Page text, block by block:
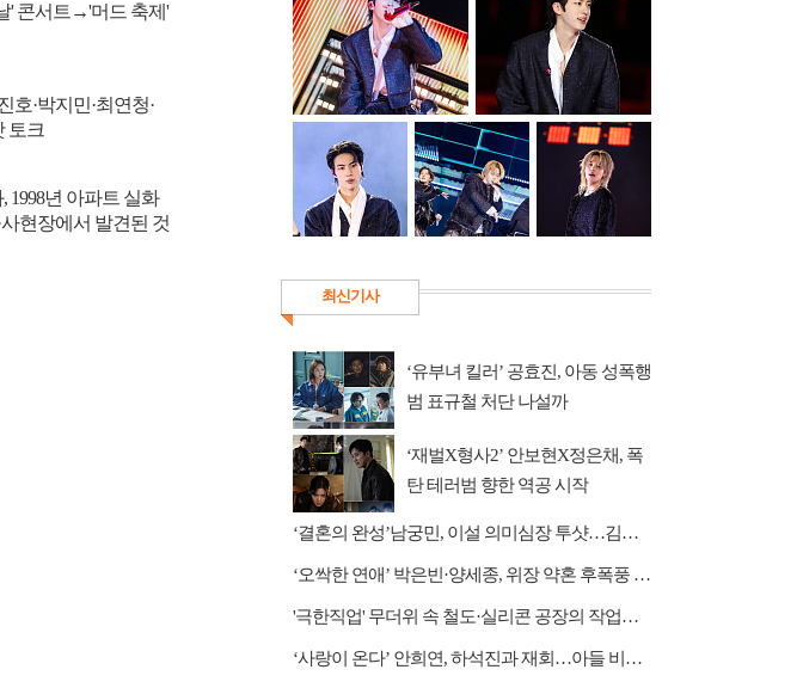
' 콘서트→'머드 축제'
호·박지민·최연청·
토크
1998년 아파트 실화
현장에서 발견된 것
최신기사
‘유부녀 킬러’ 공효진, 아동 성폭행
범 표규철 처단 나설까
‘재벌X형사2’ 안보현X정은채, 폭
탄 테러범 향한 역공 시작
‘결혼의 완성’남궁민, 이설 의미심장 투샷…김대명과 정면승부
‘오싹한 연애’ 박은빈·양세종, 위장 약혼 후폭풍 쓰나미
'극한직업' 무더위 속 철도·실리콘 공장의 작업자들
‘사랑이 온다’ 안희연, 하석진과 재회…아들 비밀 밝혀질까?